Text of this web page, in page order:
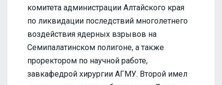
комитета администрации Алтайского края
по ликвидации последствий многолетнего
воздействия ядерных взрывов на
Семипалатинском полигоне, а также
проректором по научной работе,
завкафедрой хирургии АГМУ. Второй имел